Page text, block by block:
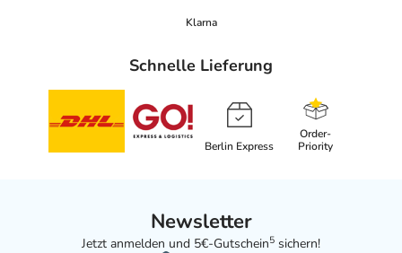
Klarna
Schnelle Lieferung
Berlin Express
Order-
Priority
Newsletter
Jetzt anmelden und 5€-Gutschein5 sichern!